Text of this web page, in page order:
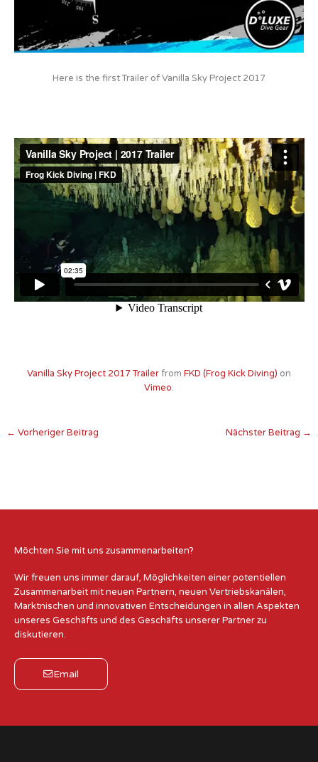
Here is the first Trailer of Vanilla Sky Project 2017
Vanilla Sky Project 2017 Trailerfrom FKD (Frog Kick Diving) on
Vimeo.
← Vorheriger Beitrag Nächster Beitrag →
Möchten Sie mit uns zusammenarbeiten?
Wir freuen uns immer darauf, Möglichkeiten einer potentiellen
Zusammenarbeit mit neuen Partnern, neuen Vertriebskanälen,
Marktnischen und innovativen Entscheidungen in allen Aspekten
unseres Geschäfts und des Geschäfts unserer Partner zu
diskutieren.
Email